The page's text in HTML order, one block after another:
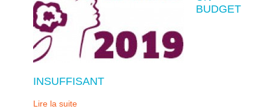
BUDGET
INSUFFISANT
Lire la suite